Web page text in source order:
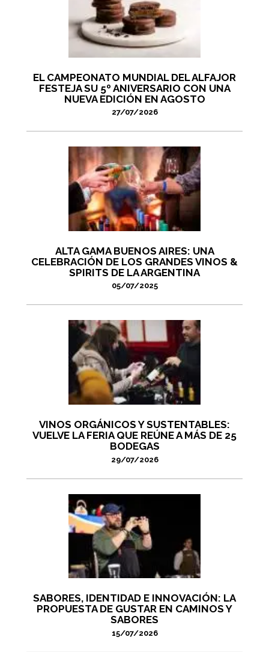
EL CAMPEONATO MUNDIAL DEL ALFAJOR
FESTEJA SU 5º ANIVERSARIO CON UNA
NUEVA EDICIÓN EN AGOSTO
27/07/2026
ALTA GAMA BUENOS AIRES: UNA
CELEBRACIÓN DE LOS GRANDES VINOS &
SPIRITS DE LA ARGENTINA
05/07/2025
VINOS ORGÁNICOS Y SUSTENTABLES:
VUELVE LA FERIA QUE REÚNE A MÁS DE 25
BODEGAS
29/07/2026
SABORES, IDENTIDAD E INNOVACIÓN: LA
PROPUESTA DE GUSTAR EN CAMINOS Y
SABORES
15/07/2026